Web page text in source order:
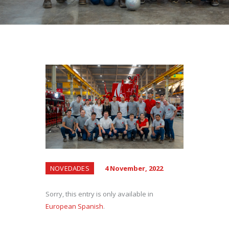
NOVEDADES 4 November, 2022
Sorry, this entry is only available in
European Spanish.